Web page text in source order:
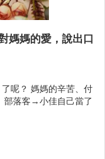
媽媽的愛，說出口
呢？ 媽媽的辛苦、付
部落客→小佳自己當了